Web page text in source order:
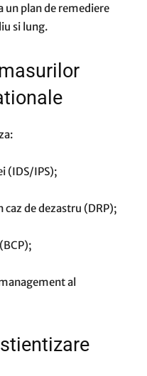
un plan de remediere
si lung.
(IDS/IPS);
caz de dezastru (DRP);
al